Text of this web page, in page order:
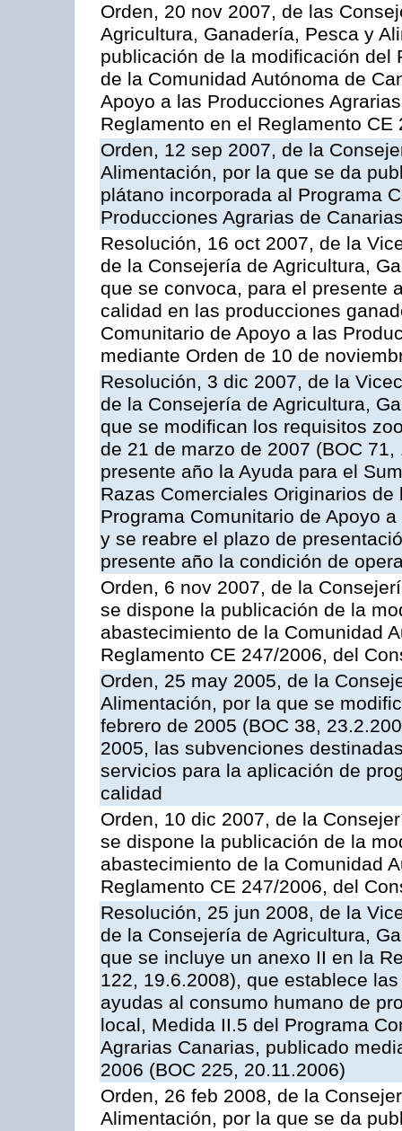
Orden, 20 nov 2007, de las
Agricultura, Ganadería, Pesca y
publicación de la modificación del
de la Comunidad Autónoma de
Apoyo a las Producciones
Reglamento en el Reglamento
Orden, 12 sep 2007, de la
Alimentación, por la que se da
plátano incorporada al Programa
Producciones Agrarias de
Resolución, 16 oct 2007, de la
de la Consejería de Agricultura,
que se convoca, para el presente
calidad en las producciones
Comunitario de Apoyo a las
mediante Orden de 10 de
Resolución, 3 dic 2007, de la
de la Consejería de Agricultura,
que se modifican los requisitos
de 21 de marzo de 2007 (BOC
presente año la Ayuda para el
Razas Comerciales Originarios
Programa Comunitario de Apoyo
y se reabre el plazo de
presente año la condición de
Orden, 6 nov 2007, de la
se dispone la publicación de la
abastecimiento de la Comunidad
Reglamento CE 247/2006, del
Orden, 25 may 2005, de la
Alimentación, por la que se
febrero de 2005 (BOC 38,
2005, las subvenciones
servicios para la aplicación de
calidad
Orden, 10 dic 2007, de la
se dispone la publicación de la
abastecimiento de la Comunidad
Reglamento CE 247/2006, del
Resolución, 25 jun 2008, de la
de la Consejería de Agricultura,
que se incluye un anexo II en la
122, 19.6.2008), que establece
ayudas al consumo humano de
local, Medida II.5 del Programa
Agrarias Canarias, publicado
2006 (BOC 225, 20.11.2006)
Orden, 26 feb 2008, de la
Alimentación, por la que se da